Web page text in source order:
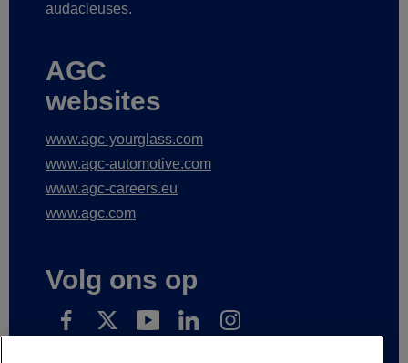
audacieuses.
AGC
websites
www.agc-yourglass.com
www.agc-automotive.com
www.agc-careers.eu
www.agc.com
Volg ons op